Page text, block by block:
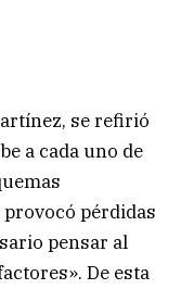
se refirió
a cada uno de
pérdidas
pensar al
De esta